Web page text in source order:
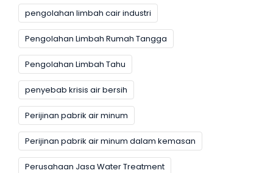
pengolahan limbah cair industri
Pengolahan Limbah Rumah Tangga
Pengolahan Limbah Tahu
penyebab krisis air bersih
Perijinan pabrik air minum
Perijinan pabrik air minum dalam kemasan
Perusahaan Jasa Water Treatment